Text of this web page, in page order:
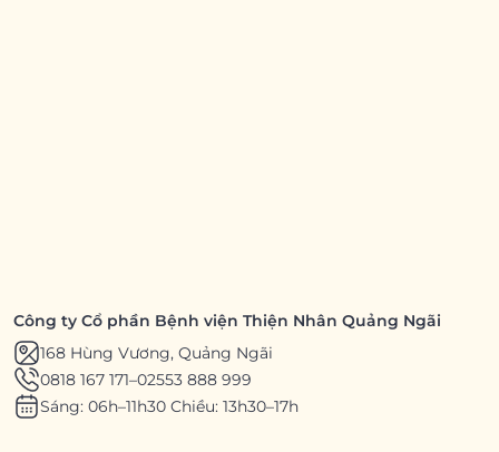
Công ty Cổ phần Bệnh viện Thiện Nhân Quảng Ngãi
168 Hùng Vương, Quảng Ngãi
0818 167 171–02553 888 999
Sáng: 06h–11h30 Chiều: 13h30–17h